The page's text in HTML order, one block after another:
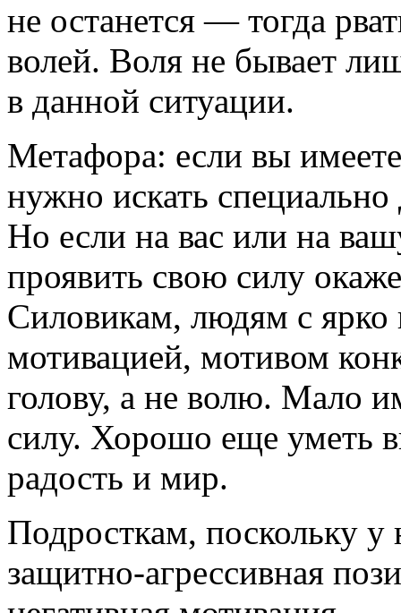
не останется — тогда
волей. Воля не бывает
в данной ситуации.
Метафора: если вы
нужно искать специально
Но если на вас или на
проявить свою силу
Силовикам, людям с ярко
мотивацией, мотивом
голову, а не волю. Мало
силу. Хорошо еще уметь
радость и мир.
Подросткам, поскольку
защитно-агрессивная